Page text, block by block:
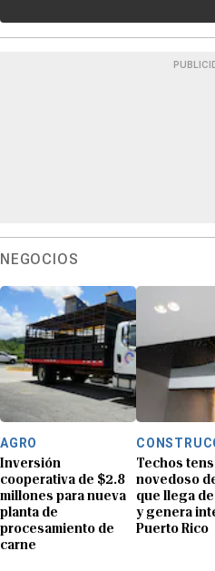
NEGOCIOS
AGRO
Inversión
cooperativa de $2.8
millones para nueva
planta de
procesamiento de
carne
Techos
novedoso
que llega
y genera
Puerto Rico